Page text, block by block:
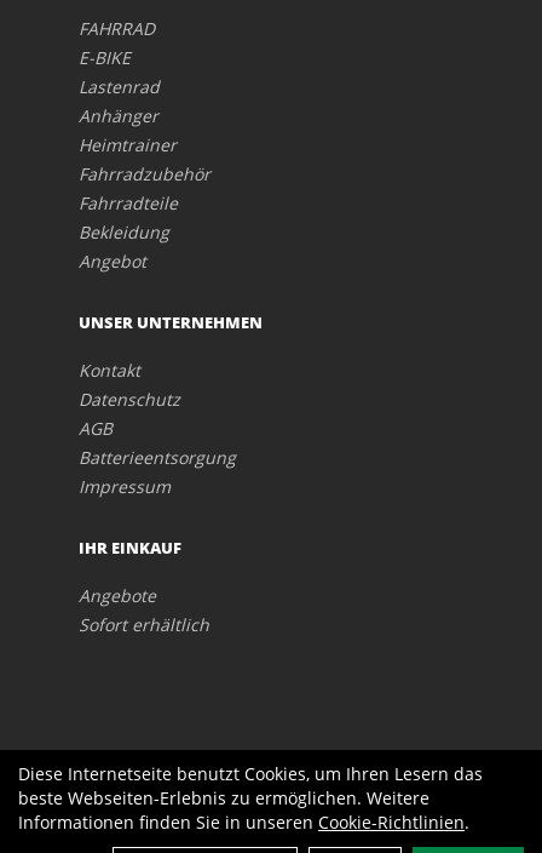
FAHRRAD
E-BIKE
Lastenrad
Anhänger
Heimtrainer
Fahrradzubehör
Fahrradteile
Bekleidung
Angebot
UNSER UNTERNEHMEN
Kontakt
Datenschutz
AGB
Batterieentsorgung
Impressum
IHR EINKAUF
Angebote
Sofort erhältlich
Diese Internetseite benutzt Cookies, um Ihren Lesern das
beste Webseiten-Erlebnis zu ermöglichen. Weitere
Informationen finden Sie in unseren Cookie-Richtlinien.